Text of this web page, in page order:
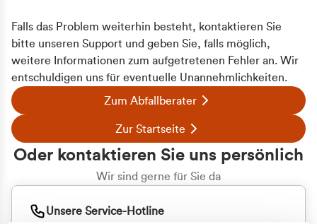
Falls das Problem weiterhin besteht, kontaktieren Sie
bitte unseren Support und geben Sie, falls möglich,
weitere Informationen zum aufgetretenen Fehler an. Wir
entschuldigen uns für eventuelle Unannehmlichkeiten.
Zum Abfallberater
Zur Startseite
Oder kontaktieren Sie uns persönlich
Wir sind gerne für Sie da
Unsere Service-Hotline